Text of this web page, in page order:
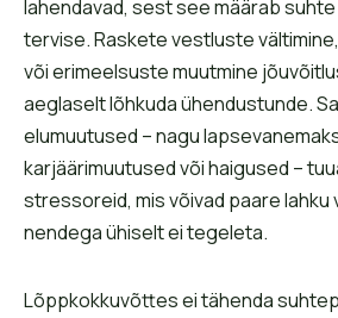
lahendavad, sest see määrab
tervise. Raskete vestluste
või erimeelsuste muutmine
aeglaselt lõhkuda ühendustunde.
elumuutused – nagu
karjäärimuutused või haigused –
stressoreid, mis võivad paare lahku
nendega ühiselt ei tegeleta.
Lõppkokkuvõttes ei tähenda